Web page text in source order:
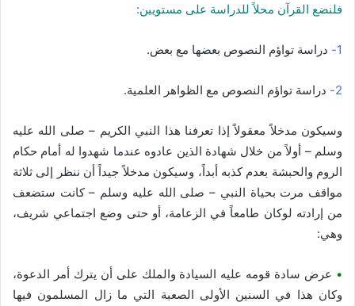
فلنضع القرآن محلاً للدراسة على مستويين:
1- دراسة تواؤم النصوص بعضها مع بعض.
2- دراسة تواؤم النصوص مع الظواهر العلمية.
وسيكون مدخلاً معقولاً إذا تعرفنا هذا النبي الكريم – صلى الله عليه
وسلم – أولاً من خلال شهادة الذين عادوه عندما شهدوا له أمام حكام
الروم والحبشة بعدم كذبه أبداً، وسيكون مدخلاً جيداً أن ننظر إلى ثلاثة
مواقف مرت بحياة النبي – صلى الله عليه وسلم – كانت ستضعف
من إرادته لوكان طامعاً في الزعامة، أو حتى وضع اجتماعي شريف،
وهي:
• عرض سادة قومه عليه السيادة والملك على أن يترك أمر الدعوة،
وكان هذا في السنين الأولى الصعبة التي ما زال المسلمون فيها